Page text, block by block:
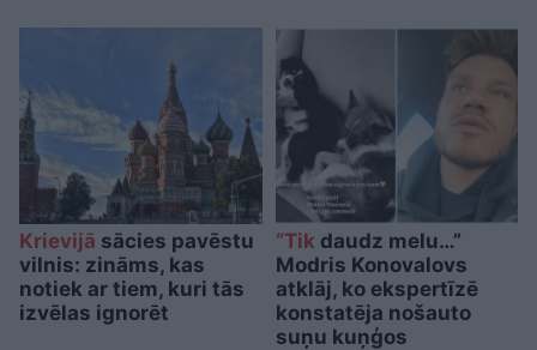
Krievijā sācies pavēstu
vilnis: zināms, kas
notiek ar tiem, kuri tās
izvēlas ignorēt
“Tik daudz melu…”
Modris Konovalovs
atklāj, ko ekspertīzē
konstatēja nošauto
suņu kuņģos